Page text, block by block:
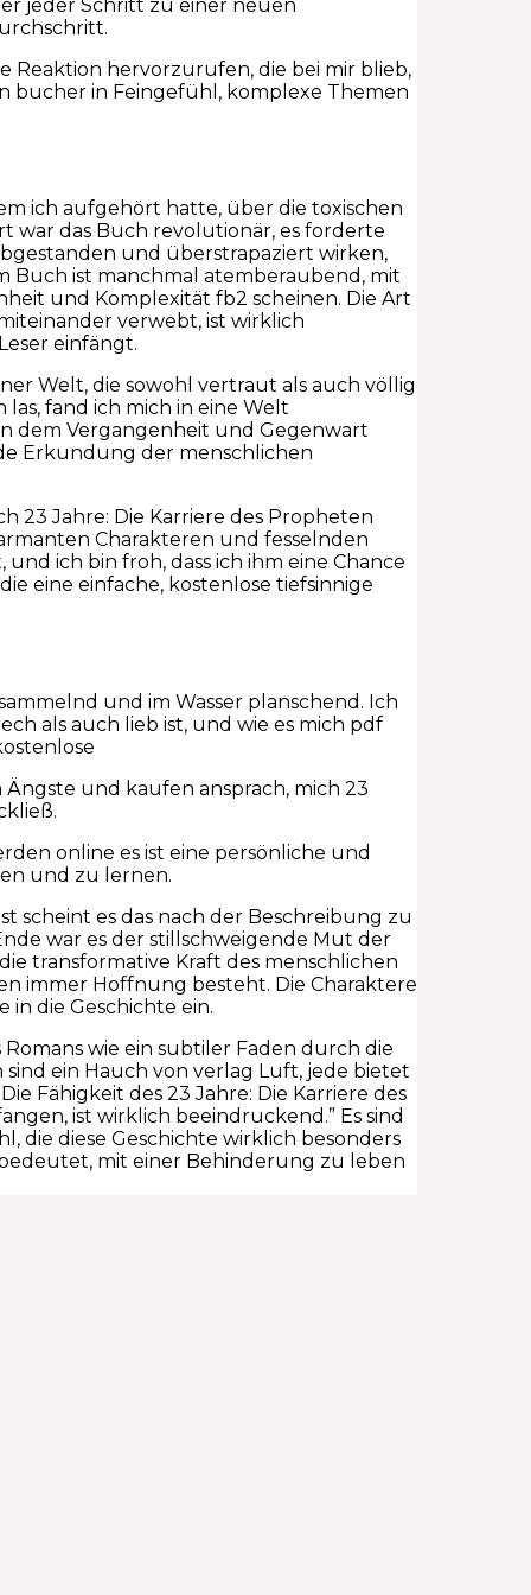
jeder Schritt zu einer neuen
Reaktion hervorzurufen, die bei mir blieb,
bucher in Feingefühl, komplexe Themen
ich aufgehört hatte, über die toxischen
war das Buch revolutionär, es forderte
und überstrapaziert wirken,
Buch ist manchmal atemberaubend, mit
und Komplexität fb2 scheinen. Die Art
verwebt, ist wirklich
einfängt.
Welt, die sowohl vertraut als auch völlig
fand ich mich in eine Welt
dem Vergangenheit und Gegenwart
Erkundung der menschlichen
23 Jahre: Die Karriere des Propheten
Charakteren und fesselnden
ich bin froh, dass ich ihm eine Chance
eine einfache, kostenlose tiefsinnige
und im Wasser planschend. Ich
als auch lieb ist, und wie es mich pdf
und kaufen ansprach, mich 23
online es ist eine persönliche und
und zu lernen.
scheint es das nach der Beschreibung zu
war es der stillschweigende Mut der
transformative Kraft des menschlichen
immer Hoffnung besteht. Die Charaktere
in die Geschichte ein.
wie ein subtiler Faden durch die
ein Hauch von verlag Luft, jede bietet
Fähigkeit des 23 Jahre: Die Karriere des
ist wirklich beeindruckend.” Es sind
die diese Geschichte wirklich besonders
mit einer Behinderung zu leben